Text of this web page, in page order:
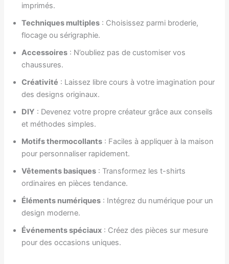
imprimés.
Techniques multiples : Choisissez parmi broderie,
flocage ou sérigraphie.
Accessoires : N’oubliez pas de customiser vos
chaussures.
Créativité : Laissez libre cours à votre imagination pour
des designs originaux.
DIY : Devenez votre propre créateur grâce aux conseils
et méthodes simples.
Motifs thermocollants : Faciles à appliquer à la maison
pour personnaliser rapidement.
Vêtements basiques : Transformez les t-shirts
ordinaires en pièces tendance.
Éléments numériques : Intégrez du numérique pour un
design moderne.
Événements spéciaux : Créez des pièces sur mesure
pour des occasions uniques.